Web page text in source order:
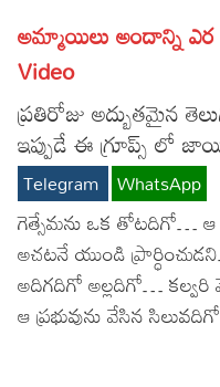
Hinduism
Lyrics in Hindi –
Lyrics in Hindi –
Tamil
Lyrics in Tamil –
Lyrics in Tamil –
Kannada
Lyrics in
అమ్మాయిలు అందాన్ని ఎర
Video
ప్రతిరోజు అద్బుతమైన
ఇప్పుడే ఈ గ్రూప్స్ లో
Telegram WhatsApp
గెత్సేమను ఒక తోటదిగో… ఆ
అచటనే యుండి
అదిగదిగో అల్లదిగో… కల్వరి
ఆ ప్రభువును వేసిన సిలువదిగో